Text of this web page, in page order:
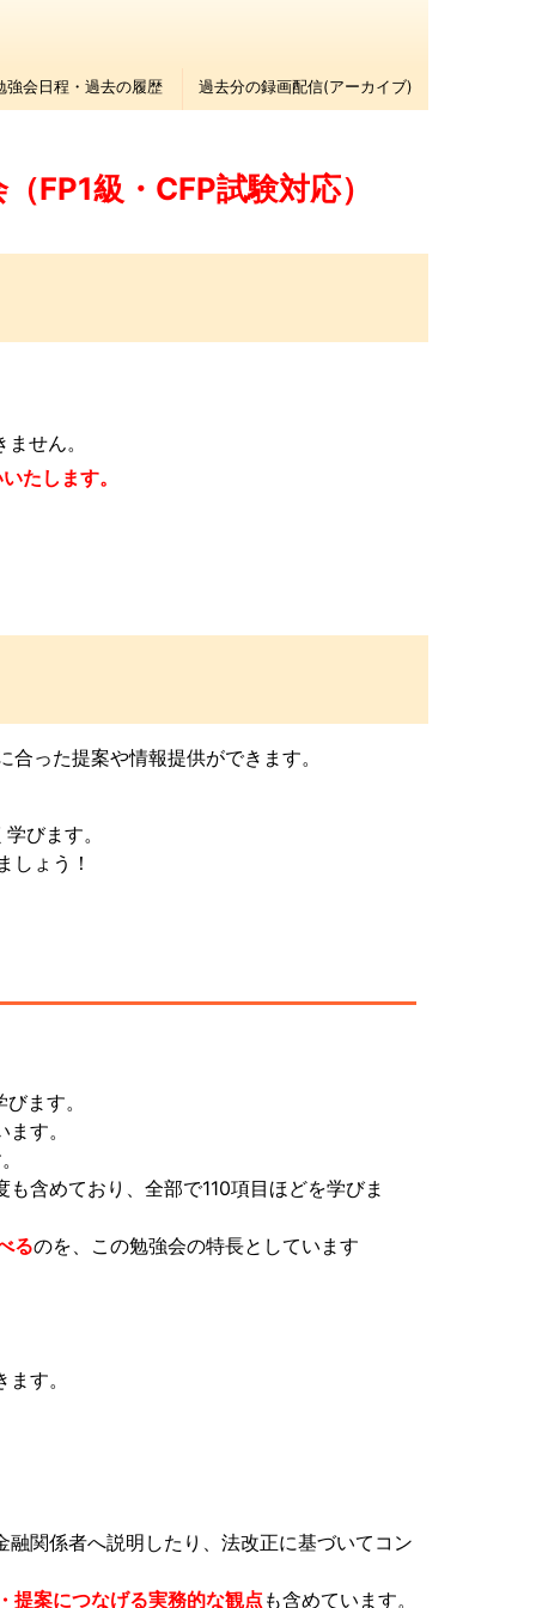
強会日程・過去の履歴 過去分の録画配信(アーカイブ)
FP1級・CFP試験対応）
せん。
たします。
った提案や情報提供ができます。
びます。
しょう！
ます。
す。
含めており、全部で110項目ほどを学びま
るのを、この勉強会の特長としています
す。
関係者へ説明したり、法改正に基づいてコン
提案につなげる実務的な観点 も含めています。